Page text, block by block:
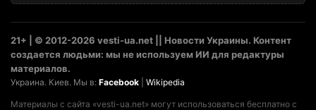
21+ | © 2012-2026 vesti-ua.net || Новости Украины. Контент
создается людьми: мы не используем ИИ для редактуры
материалов.
Украина. Киев. Мы в: Facebook Wikipedia
Материалы с сайта «vesti-ua.net» могут использоваться бесплатно с